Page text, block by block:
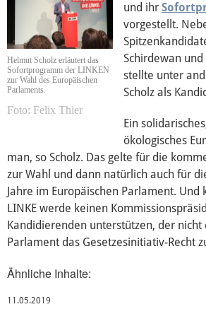
Brandenburg
Mecklenburg-Vorpommern
Kontakt
Termine
Presse
Helmut Scholz erläutert das
Sofortprogramm der LINKEN
zur Wahl des Europäischen
Parlaments.
Felix Thier
und ihr
vorgestellt.
Schirdewan
stellte unter
Scholz als
Ein
ökologisches
man, so Scholz. Das gelte für die
zur Wahl und dann natürlich auch für
Jahre im Europäischen Parlament. Und
LINKE werde keinen
Kandidierenden unterstützen, der nicht
Parlament das Gesetzesinitiativ-Recht
Ähnliche Inhalte:
11.05.2019